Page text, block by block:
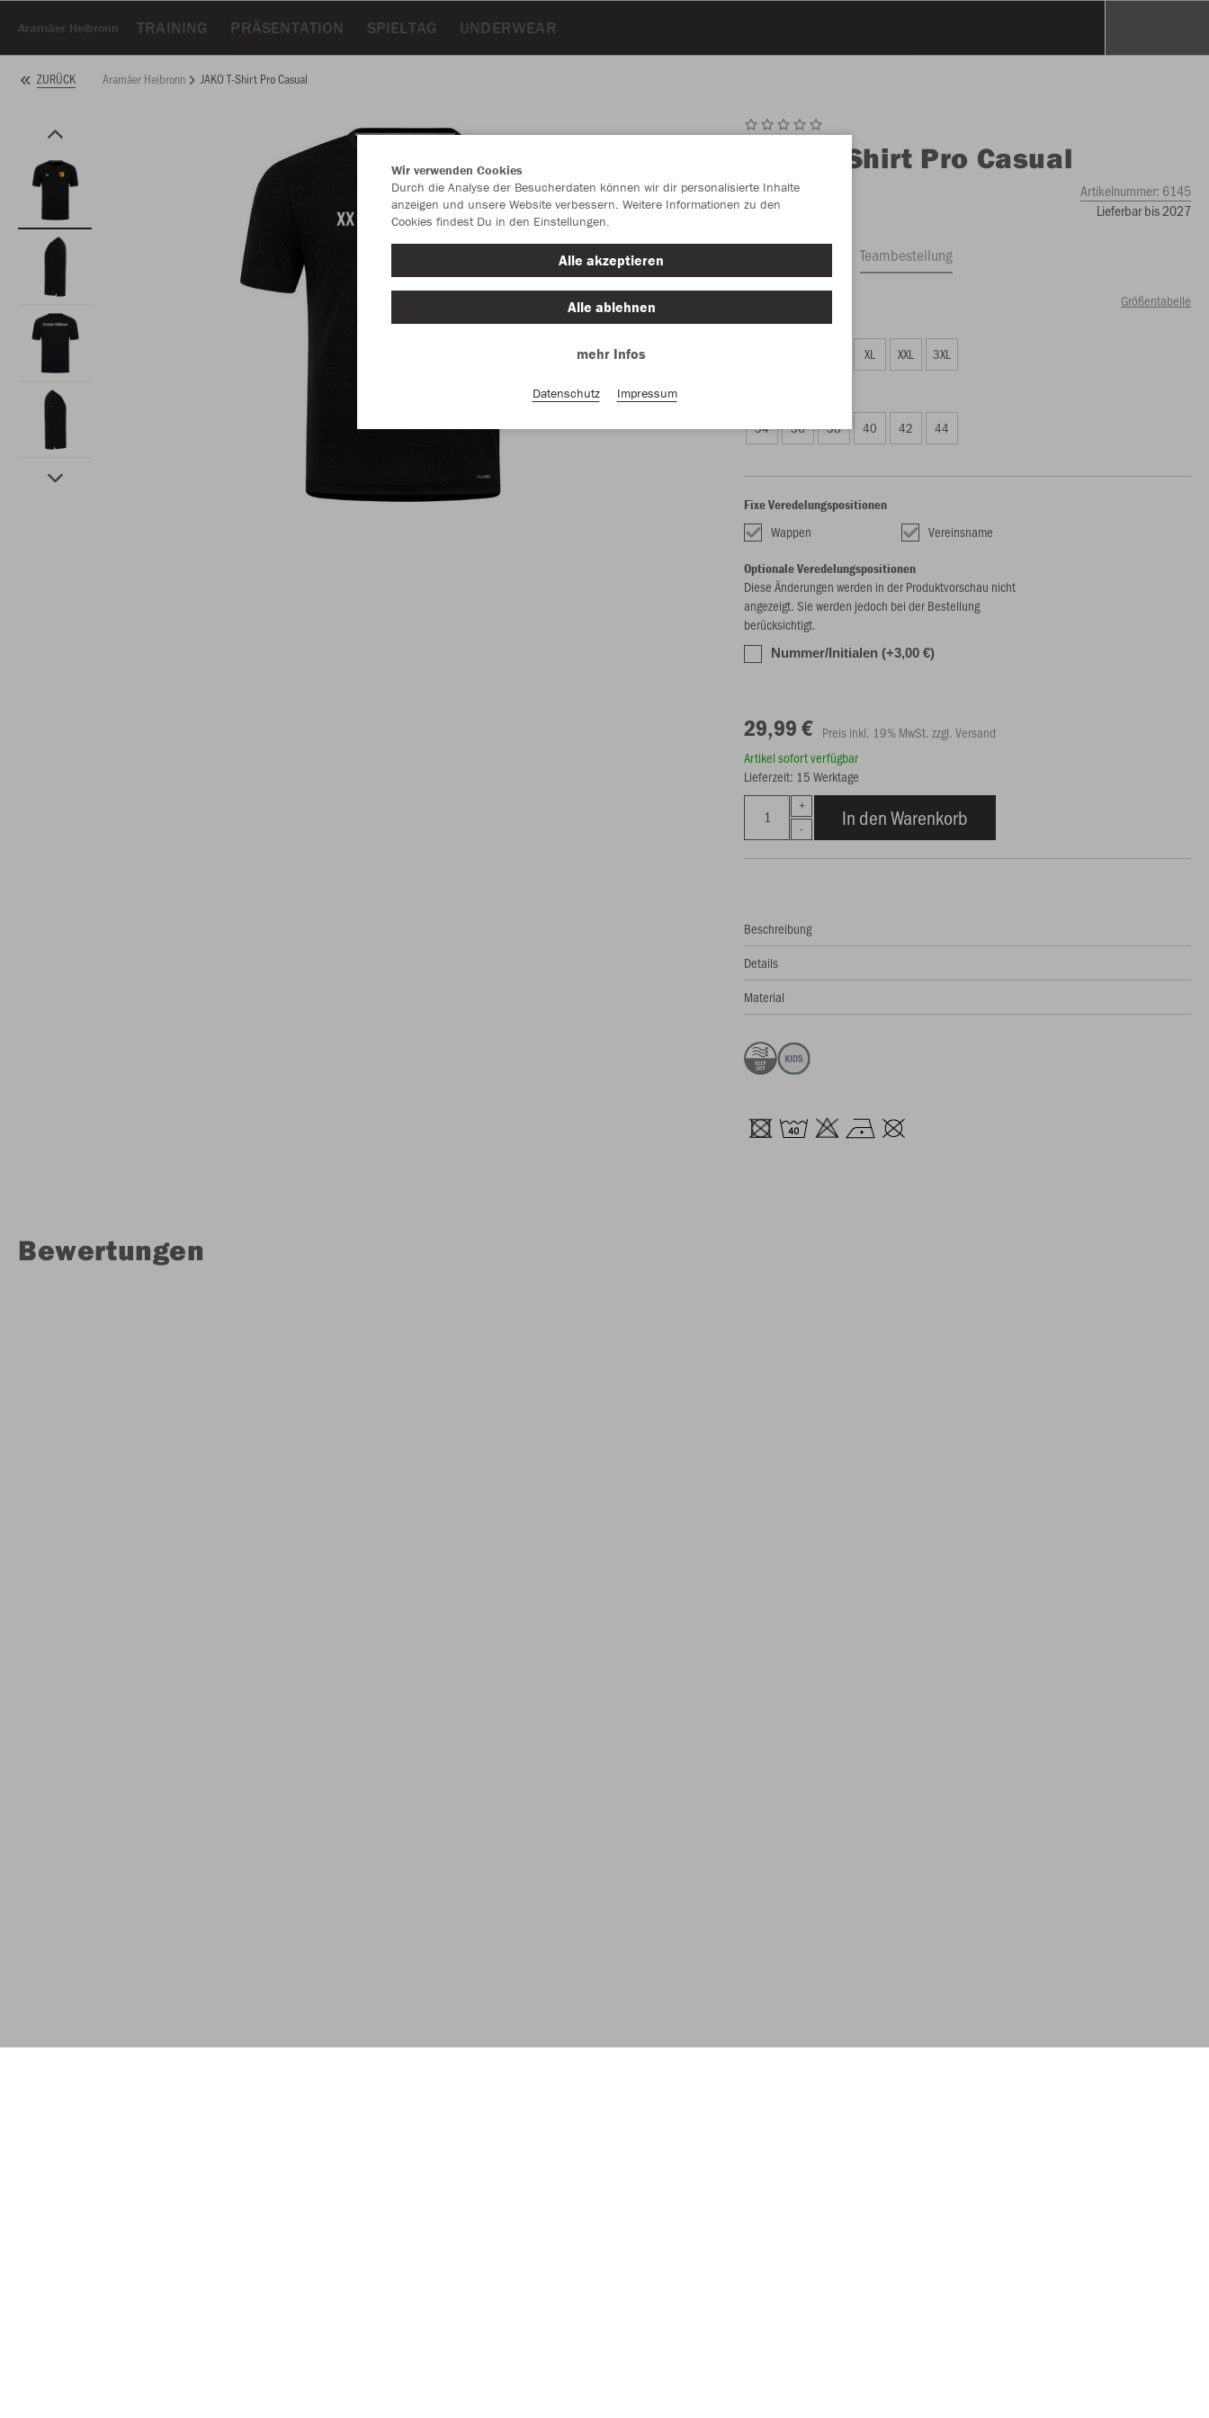
Aramäer Heibronn TRAINING PRÄSENTATION SPIELTAG UNDERWEAR
ZURÜCK Aramäer Heibronn JAKO T-Shirt Pro Casual
T-Shirt Pro Casual
Artikelnummer: 6145
Lieferbar bis 2027
Teambestellung
Größentabelle
Unisex (29,99 €)
XL XXL 3XL
34 36 38 40 42 44
Fixe Veredelungspositionen
Wappen Vereinsname
Optionale Veredelungspositionen
Diese Änderungen werden in der Produktvorschau nicht
angezeigt. Sie werden jedoch bei der Bestellung
berücksichtigt.
Nummer/Initialen (+3,00 €)
29,99 € Preis inkl. 19% MwSt. zzgl. Versand
Artikel sofort verfügbar
Lieferzeit: 15 Werktage
In den Warenkorb
Beschreibung
Details
Material
Bewertungen
Wir verwenden Cookies
Durch die Analyse der Besucherdaten können wir dir personalisierte Inhalte
anzeigen und unsere Website verbessern. Weitere Informationen zu den
Cookies findest Du in den Einstellungen.
Alle akzeptieren
Alle ablehnen
mehr Infos
Datenschutz Impressum